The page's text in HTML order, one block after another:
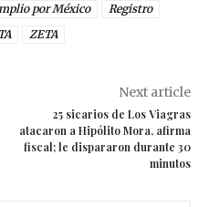
por México
Registro
ZETA
Next article
25 sicarios de Los Viagras
atacaron a Hipólito Mora, afirma
fiscal; le dispararon durante 30
minutos